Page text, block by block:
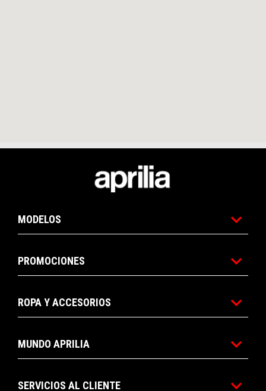
MODELOS
PROMOCIONES
ROPA Y ACCESORIOS
MUNDO APRILIA
SERVICIOS AL CLIENTE